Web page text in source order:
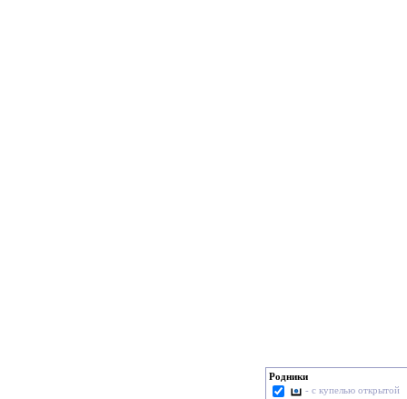
Родники
- с купелью открытой